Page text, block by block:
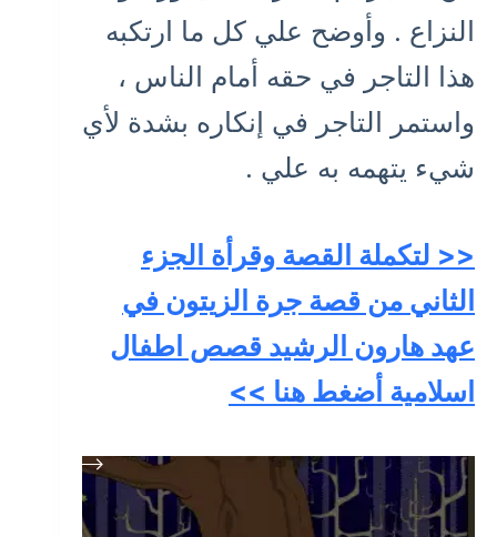
النزاع . وأوضح علي كل ما ارتكبه
هذا التاجر في حقه أمام الناس ،
واستمر التاجر في إنكاره بشدة لأي
شيء يتهمه به علي .
<< لتكملة القصة وقرأة الجزء
الثاني من قصة جرة الزيتون في
عهد هارون الرشيد قصص اطفال
اسلامية أضغط هنا >>